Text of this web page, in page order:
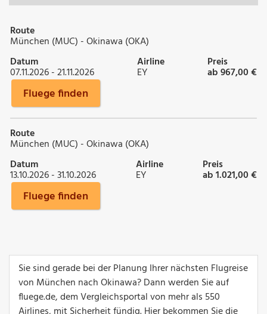
Route
München (MUC) - Okinawa (OKA)
Datum
07.11.2026 - 21.11.2026
Airline
EY
Preis
ab 967,00 €
Fluege finden
Route
München (MUC) - Okinawa (OKA)
Datum
13.10.2026 - 31.10.2026
Airline
EY
Preis
ab 1.021,00 €
Fluege finden
Sie sind gerade bei der Planung Ihrer nächsten Flugreise
von München nach Okinawa? Dann werden Sie auf
fluege.de, dem Vergleichsportal von mehr als 550